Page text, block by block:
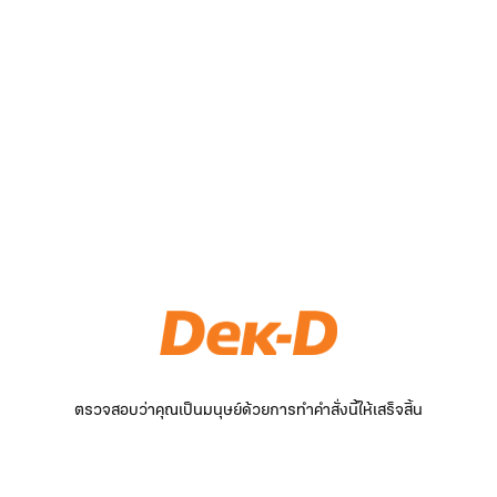
ตรวจสอบว่าคุณเป็นมนุษย์ด้วยการทำคำสั่งนี้ให้เสร็จสิ้น